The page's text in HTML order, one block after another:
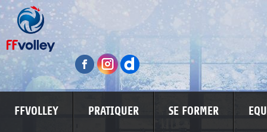
FFVOLLEY PRATIQUER SE FORMER